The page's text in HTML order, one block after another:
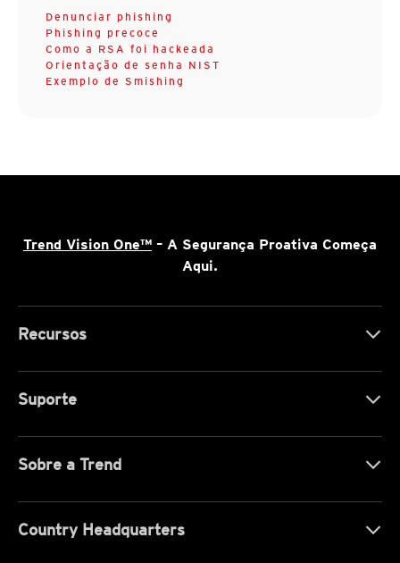
Denunciar phishing
Phishing precoce
Como a RSA foi hackeada
Orientação de senha NIST
Exemplo de Smishing
Trend Vision One™ – A Segurança Proativa Começa
Aqui.
Recursos
Suporte
Sobre a Trend
Country Headquarters